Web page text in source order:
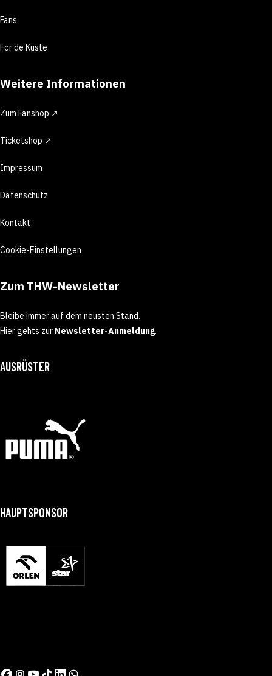
Fans
För de Küste
Weitere Informationen
Zum Fanshop ↗
Ticketshop ↗
Impressum
Datenschutz
Kontakt
Cookie-Einstellungen
Zum THW-Newsletter
Bleibe immer auf dem neusten Stand.
Hier gehts zur Newsletter-Anmeldung.
AUSRÜSTER
HAUPTSPONSOR